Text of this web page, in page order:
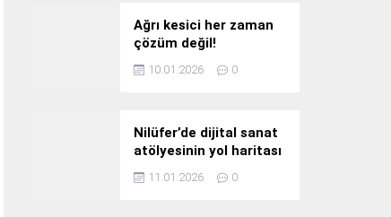
Ağrı kesici her zaman
çözüm değil!
10.01.2026 0
Nilüfer’de dijital sanat
atölyesinin yol haritası
konuşuldu
11.01.2026 0